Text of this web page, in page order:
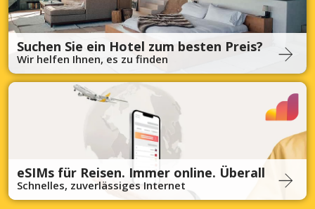
Suchen Sie ein Hotel zum besten Preis?
Wir helfen Ihnen, es zu finden
eSIMs für Reisen. Immer online. Überall
Schnelles, zuverlässiges Internet